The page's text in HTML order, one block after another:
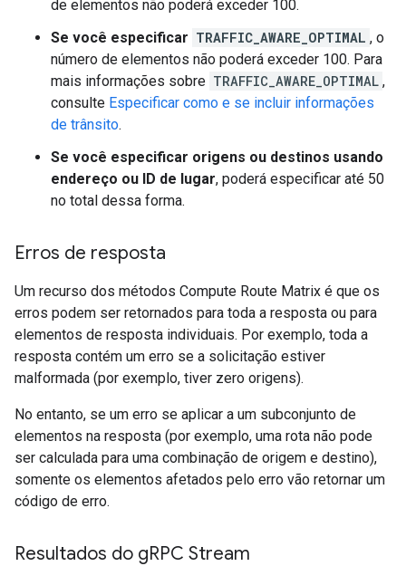
de elementos não poderá exceder 100.
Se você especificar TRAFFIC_AWARE_OPTIMAL , o
número de elementos não poderá exceder 100. Para
mais informações sobre TRAFFIC_AWARE_OPTIMAL ,
consulte Especificar como e se incluir informações
de trânsito.
Se você especificar origens ou destinos usando
endereço ou ID de lugar, poderá especificar até 50
no total dessa forma.
Erros de resposta
Um recurso dos métodos Compute Route Matrix é que os
erros podem ser retornados para toda a resposta ou para
elementos de resposta individuais. Por exemplo, toda a
resposta contém um erro se a solicitação estiver
malformada (por exemplo, tiver zero origens).
No entanto, se um erro se aplicar a um subconjunto de
elementos na resposta (por exemplo, uma rota não pode
ser calculada para uma combinação de origem e destino),
somente os elementos afetados pelo erro vão retornar um
código de erro.
Resultados do gRPC Stream